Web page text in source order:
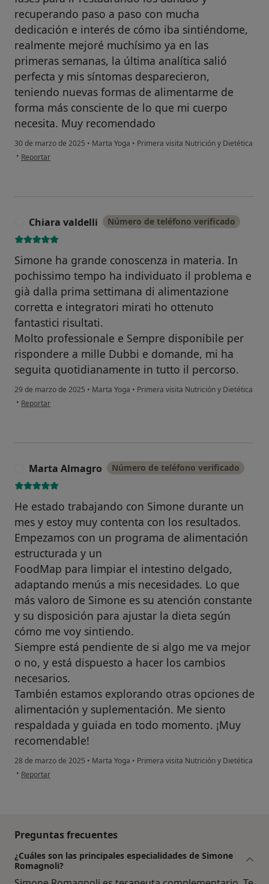
recuperando paso a paso con mucha
dedicación e interés de cómo iba sintiéndome,
realmente mejoré muchísimo ya en las
primeras semanas, la última analítica salió
perfecta y mis síntomas desparecieron,
teniendo nuevas formas de alimentarme de
forma más consciente de lo que mi cuerpo
necesita. Muy recomendado
30 de marzo de 2025 • Marta Yoga • Primera visita Nutrición y Dietética
• en opinión del usuario Msc
Reportar
Chiara valdelli Número de teléfono verificado
Simone ha grande conoscenza in materia. In
pochissimo tempo ha individuato il problema e
già dalla prima settimana di alimentazione
corretta e integratori mirati ho ottenuto
fantastici risultati.
Molto professionale e Sempre disponibile per
rispondere a mille Dubbi e domande, mi ha
seguita quotidianamente in tutto il percorso.
29 de marzo de 2025 • Marta Yoga • Primera visita Nutrición y Dietética
• en opinión del usuario Chiara valdelli
Reportar
Marta Almagro Número de teléfono verificado
He estado trabajando con Simone durante un
mes y estoy muy contenta con los resultados.
Empezamos con un programa de alimentación
estructurada y un
FoodMap para limpiar el intestino delgado,
adaptando menús a mis necesidades. Lo que
más valoro de Simone es su atención constante
y su disposición para ajustar la dieta según
cómo me voy sintiendo.
Siempre está pendiente de si algo me va mejor
o no, y está dispuesto a hacer los cambios
necesarios.
También estamos explorando otras opciones de
alimentación y suplementación. Me siento
respaldada y guiada en todo momento. ¡Muy
recomendable!
28 de marzo de 2025 • Marta Yoga • Primera visita Nutrición y Dietética
• en opinión del usuario Marta Almagro
Reportar
Preguntas frecuentes
¿Cuáles son las principales especialidades de Simone
Romagnoli?